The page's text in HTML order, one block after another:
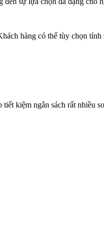
hàng có thể tùy chọn tính
tiết kiệm ngân sách rất nhiều